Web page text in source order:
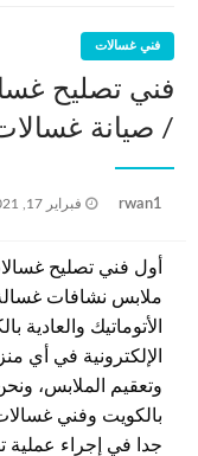
فني غسالات
/ صيانة
rwan1
نُشر
فبراير 17, 2021
أول فني تصليح
ملابس نشافات
الأتوماتيك والعادية
الإلكترونية في أي
وتعقيم الملابس،
بالكويت وفني
جدا في إجراء